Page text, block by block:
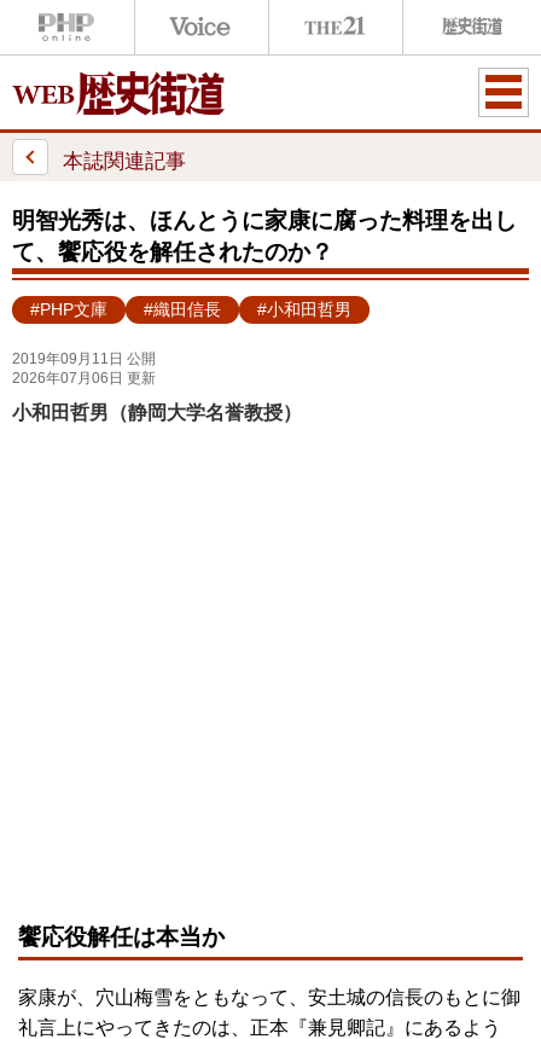
ME
本誌関連記事
明智光秀は、ほんとうに家康に腐った料理を出し
て、饗応役を解任されたのか？
#PHP文庫 #織田信長 #小和田哲男
2019年09月11日 公開
2026年07月06日 更新
小和田哲男（静岡大学名誉教授）
饗応役解任は本当か
家康が、穴山梅雪をともなって、安土城の信長のもとに御
礼言上にやってきたのは、正本『兼見卿記』にあるよう